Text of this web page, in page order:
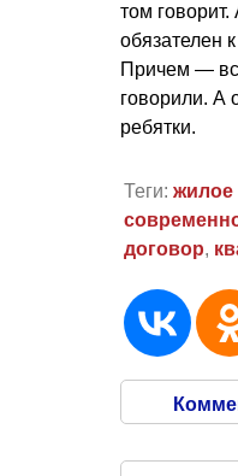
том говорит.
обязателен
Причем —
говорили. А
ребятки.
Теги:
договор,